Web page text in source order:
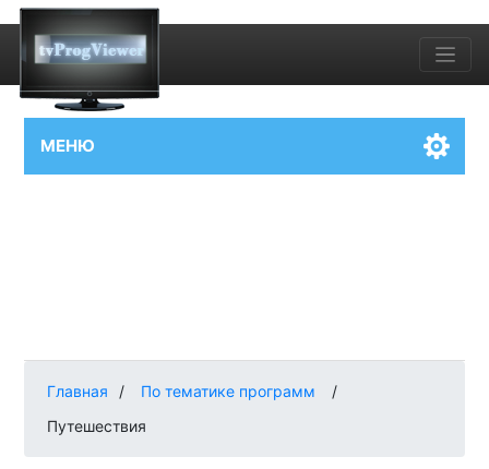
МЕНЮ
Главная / По тематике программ
/
Путешествия